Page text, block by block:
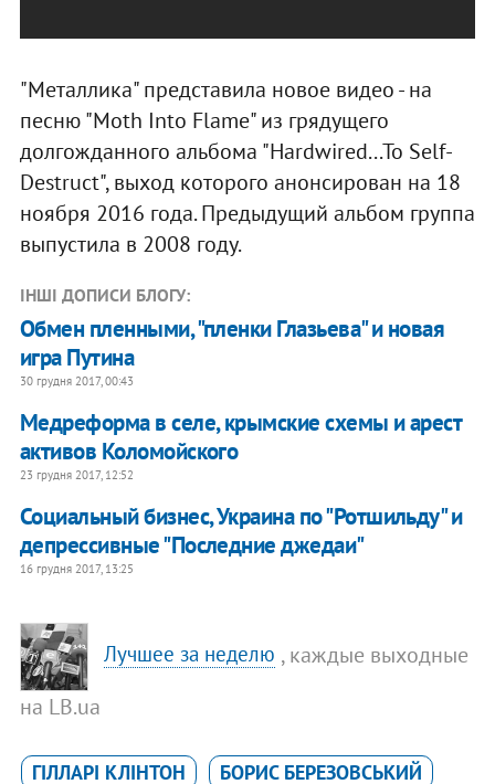
"Металлика" представила новое видео - на
песню "Moth Into Flame" из грядущего
долгожданного альбома "Hardwired...To Self-
Destruct", выход которого анонсирован на 18
ноября 2016 года. Предыдущий альбом группа
выпустила в 2008 году.
ІНШІ ДОПИСИ БЛОГУ:
Обмен пленными, "пленки Глазьева" и новая
игра Путина
30 грудня 2017, 00:43
Медреформа в селе, крымские схемы и арест
активов Коломойского
23 грудня 2017, 12:52
Социальный бизнес, Украина по "Ротшильду" и
депрессивные "Последние джедаи"
16 грудня 2017, 13:25
Лучшее за неделю , каждые выходные
на LB.ua
ГІЛЛАРІ КЛІНТОН БОРИС БЕРЕЗОВСЬКИЙ